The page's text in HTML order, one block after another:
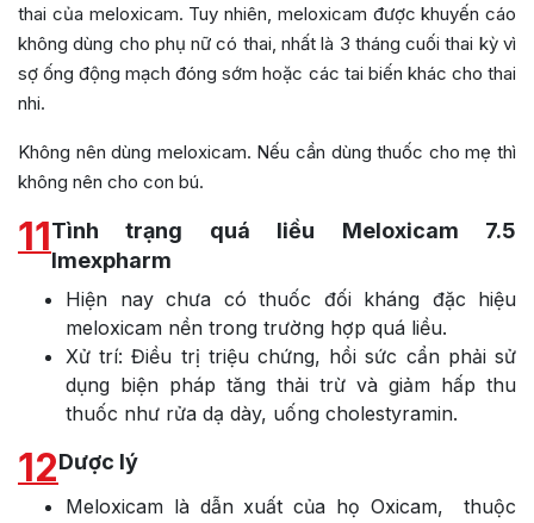
thai của meloxicam. Tuy nhiên, meloxicam được khuyến cáo
không dùng cho phụ nữ có thai, nhất là 3 tháng cuối thai kỳ vì
sợ ống động mạch đóng sớm hoặc các tai biến khác cho thai
nhi.
Không nên dùng meloxicam. Nếu cần dùng thuốc cho mẹ thì
không nên cho con bú.
11Tình trạng quá liều Meloxicam 7.5
Imexpharm
Hiện nay chưa có thuốc đối kháng đặc hiệu
meloxicam nền trong trường hợp quá liều.
Xử trí: Điều trị triệu chứng, hồi sức cẩn phải sử
dụng biện pháp tăng thải trừ và giảm hấp thu
thuốc như rửa dạ dày, uống cholestyramin.
12Dược lý
Meloxicam là dẫn xuất của họ Oxicam, thuộc